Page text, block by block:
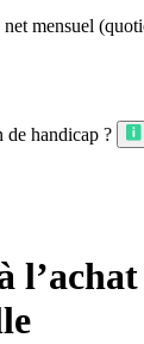
mensuel
de handicap ?